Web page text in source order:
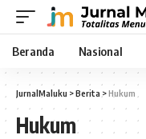
Beranda Nasional
JurnalMaluku >Berita >Hukum
Hukum